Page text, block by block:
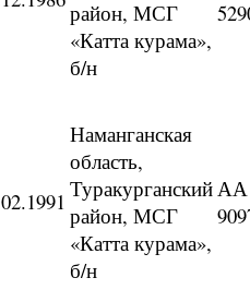
район, МСГ
«Катта курама»,
б/н
Наманганская
область,
Туракурганский
район, МСГ
«Катта курама»,
б/н
АА